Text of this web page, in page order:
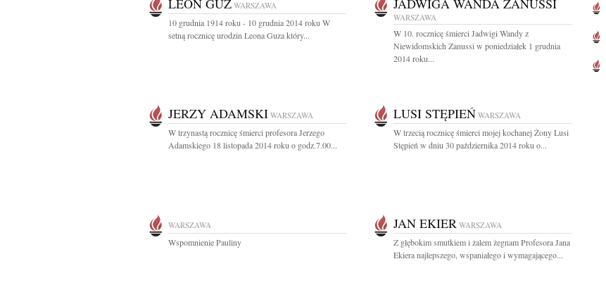
LEON GUZ WARSZAWA
10 grudnia 1914 roku - 10 grudnia 2014 roku W
setną rocznicę urodzin Leona Guza który...
JADWIGA WANDA ZANUSSI
WARSZAWA
W 10. rocznicę śmierci Jadwigi Wandy z
Niewidomskich Zanussi w poniedziałek 1 grudnia
2014 roku...
JERZY ADAMSKI WARSZAWA
W trzynastą rocznicę śmierci profesora Jerzego
Adamskiego 18 listopada 2014 roku o godz.7.00...
LUSI STĘPIEŃ WARSZAWA
W trzecią rocznicę śmierci mojej kochanej Żony Lusi
Stępień w dniu 30 października 2014 roku o...
WARSZAWA
Wspomnienie Pauliny
JAN EKIER WARSZAWA
Z głębokim smutkiem i żalem żegnam Profesora Jana
Ekiera najlepszego, wspaniałego i wymagającego...